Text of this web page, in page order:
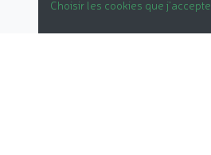
Choisir les cookies que j'accepte